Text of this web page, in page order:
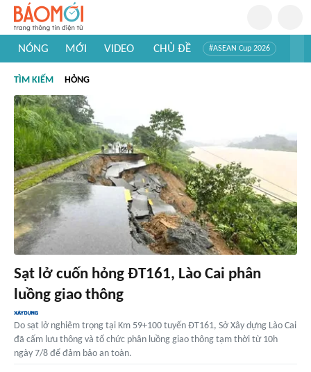
NÓNG MỚI VIDEO CHỦ ĐỀ #ASEAN Cup 2026
#Khám phá thế giới
TÌM KIẾM HỎNG
Sạt lở cuốn hỏng ĐT161, Lào Cai phân
luồng giao thông
Do sạt lở nghiêm trọng tại Km 59+100 tuyến ĐT161, Sở Xây dựng Lào Cai
đã cấm lưu thông và tổ chức phân luồng giao thông tạm thời từ 10h
ngày 7/8 để đảm bảo an toàn.